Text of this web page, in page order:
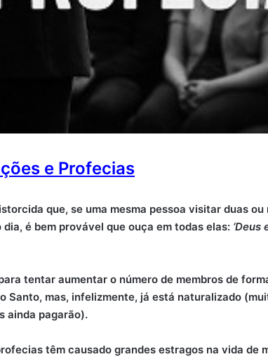
e Profecias
que, se uma mesma pessoa visitar duas
é bem provável que ouça em todas elas:
tentar aumentar o número de membros de
Santo, mas, infelizmente, já está naturalizado
ainda pagarão).
têm causado grandes estragos na vida de